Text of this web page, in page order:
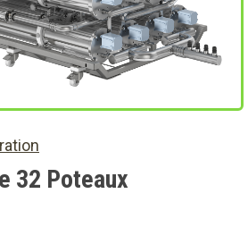
32 Poteaux